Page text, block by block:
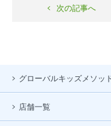
次の記事へ
グローバルキッズメソッ
店舗一覧